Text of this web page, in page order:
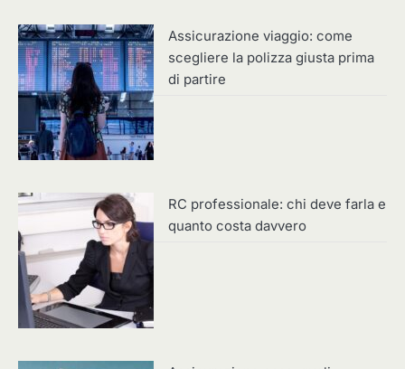
Assicurazione viaggio: come
scegliere la polizza giusta prima
di partire
RC professionale: chi deve farla e
quanto costa davvero